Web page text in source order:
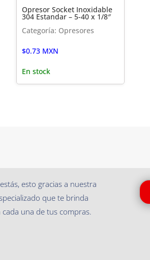
Opresor Socket Inoxidable
304 Estandar – 5-40 x 1/8″
Categoría: Opresores
$0.73 MXN
En stock
esto gracias a nuestra
que te brinda
una de tus compras.